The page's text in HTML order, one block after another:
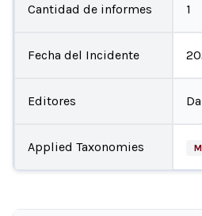
Cantidad de informes 1
Fecha del Incidente
Editores
Applied Taxonomies